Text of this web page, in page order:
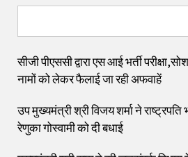
सीजी पीएससी द्वारा एस आई भर्ती
नामों को लेकर फैलाई जा रही अफवाहें
उप मुख्यमंत्री श्री विजय शर्मा ने
रेणुका गोस्वामी को दी बधाई